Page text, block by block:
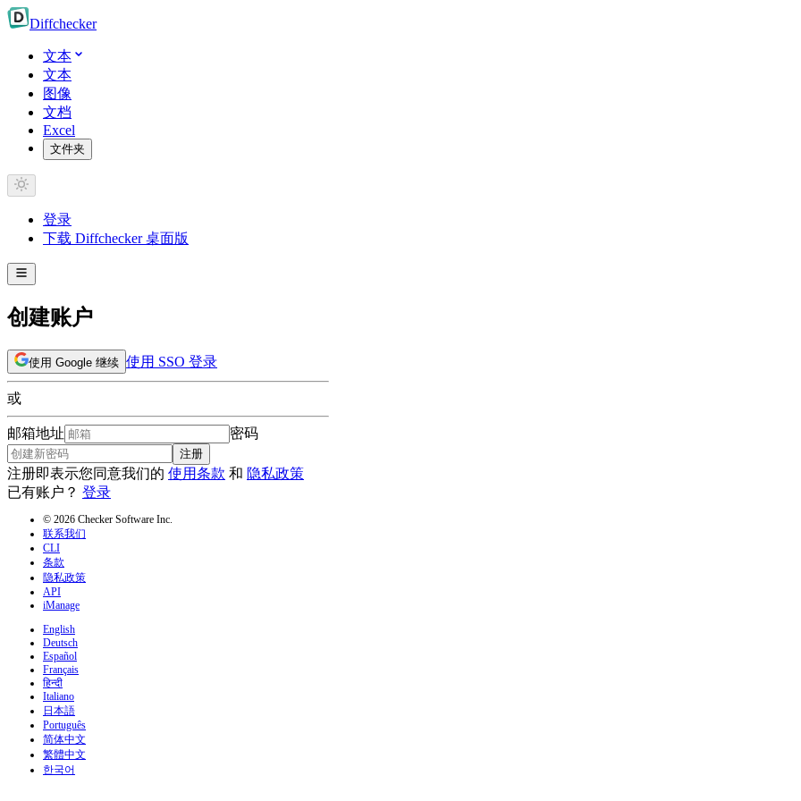
Diffchecker
文本
文本
图像
文档
Excel
文件夹
登录
下载 Diffchecker 桌面版
创建账户
使用 Google 继续 使用 SSO 登录
或
邮箱地址 密码
注册
注册即表示您同意我们的 使用条款 和 隐私政策
已有账户？ 登录
© 2026 Checker Software Inc.
联系我们
CLI
条款
隐私政策
API
iManage
English
Deutsch
Español
Français
हिन्दी
Italiano
日本語
Português
简体中文
繁體中文
한국어